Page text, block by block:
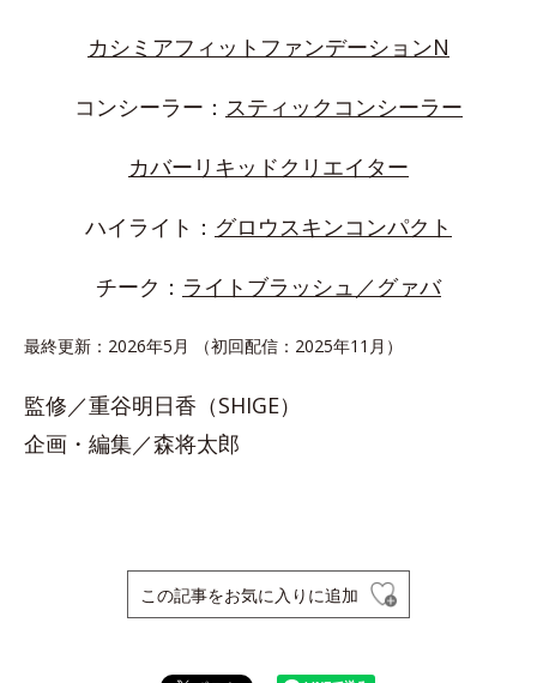
カシミアフィットファンデーションN
コンシーラー： スティックコンシーラー
カバーリキッドクリエイター
ハイライト： グロウスキンコンパクト
チーク： ライトブラッシュ／グァバ
最終更新：2026年5月 （初回配信：2025年11月）
監修／重谷明日香（SHIGE）
企画・編集／森将太郎
この記事をお気に入りに追加